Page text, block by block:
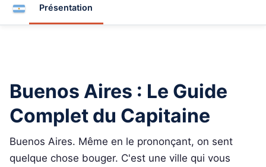
Présentation
Buenos Aires : Le Guide
Complet du Capitaine
Buenos Aires. Même en le prononçant, on sent
quelque chose bouger. C'est une ville qui vous